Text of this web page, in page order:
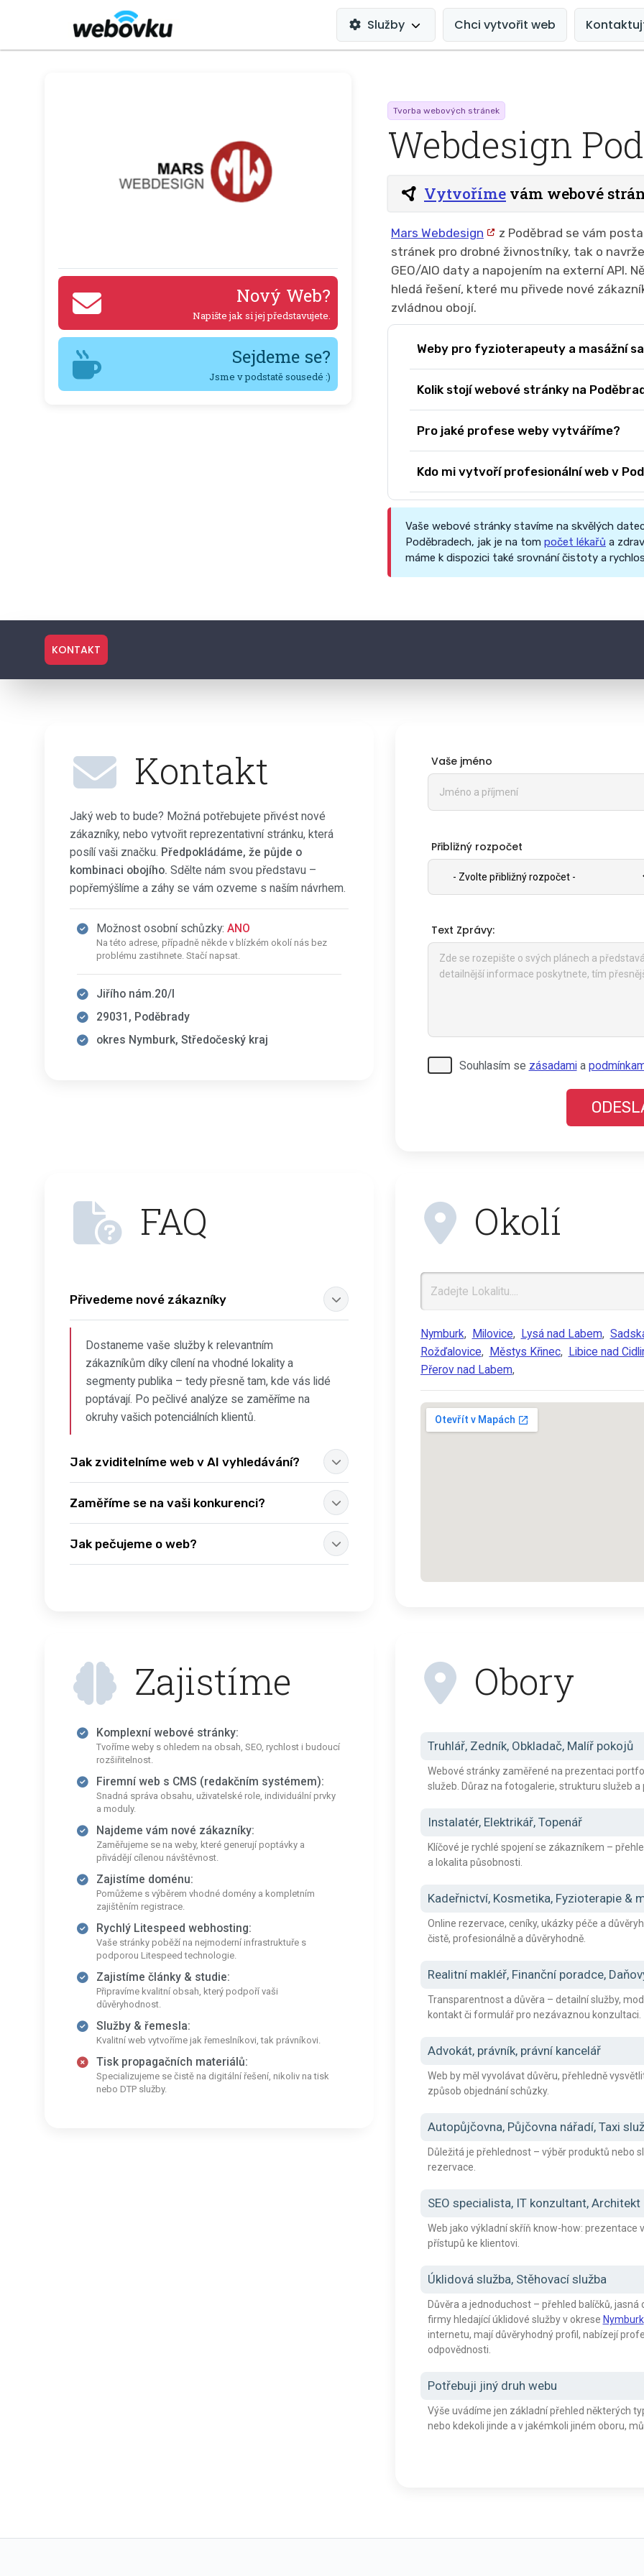
MAIN
NAVIGATION
Služby Chci vytvořit web
Tvorba webových stránek
Webdesign
Vytvoříme vám webové
Mars Webdesign
z Poděbrad se vám
stránek pro drobné živnostníky, tak o
GEO/AIO daty a napojením na externí API.
hledá řešení, které mu přivede nové
zvládnou obojí.
Weby pro fyzioterapeuty a masážní
Kolik stojí webové stránky na
Pro jaké profese weby vytváříme?
Kdo mi vytvoří profesionální web v
Vaše webové stránky stavíme na skvělých
Poděbradech, jak je na tom počet lékařů a
máme k dispozici také srovnání čistoty a
Nový Web?
Napište jak si jej představujete.
Sejdeme se?
Jsme v podstatě sousedé :)
KONTAKT
Kontakt
Jaký web to bude? Možná potřebujete přivést nové
zákazníky, nebo vytvořit reprezentativní stránku, která
posílí vaši značku. Předpokládáme, že půjde o
kombinaci obojího. Sdělte nám svou představu –
popřemýšlíme a záhy se vám ozveme s naším návrhem.
Možnost osobní schůzky: ANO
Na této adrese, případně někde v blízkém okolí nás bez
problému zastihnete. Stačí napsat.
Jiřího nám.20/I
29031, Poděbrady
okres Nymburk, Středočeský kraj
Vaše jméno
Přibližný rozpočet
Text Zprávy:
Pro
odesláníSouhlasím se zásadamia
FAQ
Přivedeme nové zákazníky
Dostaneme vaše služby k relevantním
zákazníkům díky cílení na vhodné lokality a
segmenty publika – tedy přesně tam, kde vás lidé
poptávají. Po pečlivé analýze se zaměříme na
okruhy vašich potenciálních klientů.
Jak zviditelníme web v AI vyhledávání?
Zaměříme se na vaši konkurenci?
Jak pečujeme o web?
Okolí
Nymburk, Milovice, Lysá nad Labem,
Rožďalovice, Městys Křinec, Libice nad
Přerov nad Labem,
Zajistíme
Komplexní webové stránky:
Tvoříme weby s ohledem na obsah, SEO, rychlost i budoucí
rozšiřitelnost.
Firemní web s CMS (redakčním systémem):
Snadná správa obsahu, uživatelské role, individuální prvky
a moduly.
Najdeme vám nové zákazníky:
Zaměřujeme se na weby, které generují poptávky a
přivádějí cílenou návštěvnost.
Zajistíme doménu:
Pomůžeme s výběrem vhodné domény a kompletním
zajištěním registrace.
Rychlý Litespeed webhosting:
Vaše stránky poběží na nejmoderní infrastruktuře s
podporou Litespeed technologie.
Zajistíme články & studie:
Připravíme kvalitní obsah, který podpoří vaši
důvěryhodnost.
Služby & řemesla:
Kvalitní web vytvoříme jak řemeslníkovi, tak právníkovi.
Tisk propagačních materiálů:
Specializujeme se čistě na digitální řešení, nikoliv na tisk
nebo DTP služby.
Obory
Truhlář, Zedník, Obkladač, Malíř pokojů
Webové stránky zaměřené na prezentaci
služeb. Důraz na fotogalerie, strukturu služeb
Instalatér, Elektrikář, Topenář
Klíčové je rychlé spojení se zákazníkem –
a lokalita působnosti.
Kadeřnictví, Kosmetika, Fyzioterapie &
Online rezervace, ceníky, ukázky péče a
čistě, profesionálně a důvěryhodně.
Realitní makléř, Finanční poradce,
Transparentnost a důvěra – detailní služby,
kontakt či formulář pro nezávaznou konzultaci.
Advokát, právník, právní kancelář
Web by měl vyvolávat důvěru, přehledně
způsob objednání schůzky.
Autopůjčovna, Půjčovna nářadí, Taxi
Důležitá je přehlednost – výběr produktů nebo
rezervace.
SEO specialista, IT konzultant, Architekt
Web jako výkladní skříň know-how: prezentace
přístupů ke klientovi.
Úklidová služba, Stěhovací služba
Důvěra a jednoduchost – přehled balíčků,
firmy hledající úklidové služby v okrese Nymburk
internetu, mají důvěryhodný profil, nabízejí
odpovědnosti.
Potřebuji jiný druh webu
Výše uvádíme jen základní přehled některých
nebo kdekoli jinde a v jakémkoli jiném oboru,